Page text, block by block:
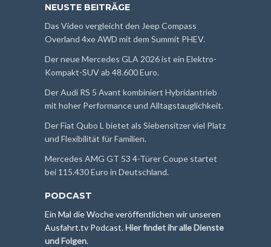
NEUSTE BEITRÄGE
Das Video vergleicht den Jeep Compass
Overland 4xe AWD mit dem Summit PHEV.
Der neue Mercedes GLA 2026 ist ein Elektro-
Kompakt-SUV ab 48.600 Euro.
Der Audi RS 5 Avant kombiniert Hybridantrieb
mit hoher Performance und Alltagstauglichkeit.
Der Fiat Qubo L bietet als Siebensitzer viel Platz
und Flexibilität für Familien.
Mercedes AMG GT 53 4-Türer Coupe startet
bei 115.430 Euro in Deutschland.
PODCAST
Ein Mal die Woche veröffentlichen wir unseren
Ausfahrt.tv Podcast.Hier findet ihr alle Dienste
und Folgen.